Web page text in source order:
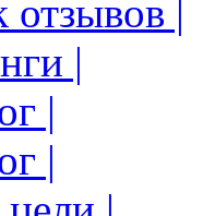
отзывов |
|
|
|